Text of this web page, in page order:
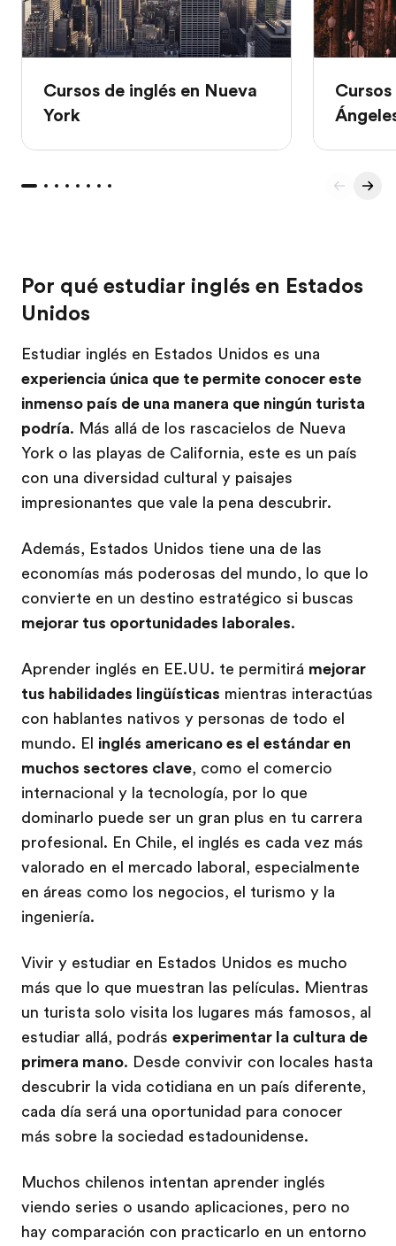
Cursos de inglés en Nueva
York
Por qué estudiar inglés en Estados
Unidos
Estudiar inglés en Estados Unidos es una
experiencia única que te permite conocer este
inmenso país de una manera que ningún turista
podría. Más allá de los rascacielos de Nueva
York o las playas de California, este es un país
con una diversidad cultural y paisajes
impresionantes que vale la pena descubrir.
Además, Estados Unidos tiene una de las
economías más poderosas del mundo, lo que lo
convierte en un destino estratégico si buscas
mejorar tus oportunidades laborales.
Aprender inglés en EE.UU. te permitirá mejorar
tus habilidades lingüísticas mientras interactúas
con hablantes nativos y personas de todo el
mundo. El inglés americano es el estándar en
muchos sectores clave, como el comercio
internacional y la tecnología, por lo que
dominarlo puede ser un gran plus en tu carrera
profesional. En Chile, el inglés es cada vez más
valorado en el mercado laboral, especialmente
en áreas como los negocios, el turismo y la
ingeniería.
Vivir y estudiar en Estados Unidos es mucho
más que lo que muestran las películas. Mientras
un turista solo visita los lugares más famosos, al
estudiar allá, podrás experimentar la cultura de
primera mano. Desde convivir con locales hasta
descubrir la vida cotidiana en un país diferente,
cada día será una oportunidad para conocer
más sobre la sociedad estadounidense.
Muchos chilenos intentan aprender inglés
viendo series o usando aplicaciones, pero no
hay comparación con practicarlo en un entorno